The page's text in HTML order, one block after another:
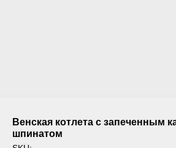
Венская котлета с запеченным
шпинатом